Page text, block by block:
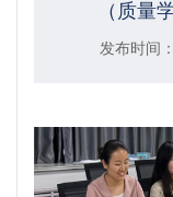
（质量
发布时间